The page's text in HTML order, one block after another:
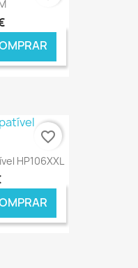
€ ONLINE
HP106XXL
favorite_border